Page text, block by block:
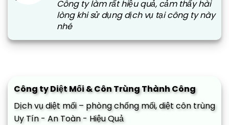
Công ty làm rất hiệu quả, cảm thấy hài
lòng khi sử dụng dịch vụ tại công ty này
nhé
Công ty Diệt Mối & Côn Trùng Thành Công
Dịch vụ diệt mối – phòng chống mối, diệt côn trùng
Uy Tín - An Toàn - Hiệu Quả